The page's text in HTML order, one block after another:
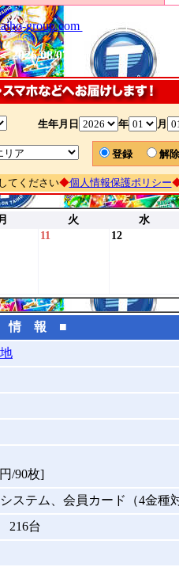
group.com もご覧下さい。
2026/08/07 ＞
生年月日 年 月
登録 解
てください◆個人情報保護ポリシー
火 水
11 12
情 報 ■
/90枚]
ステム、会員カード（4金種
台